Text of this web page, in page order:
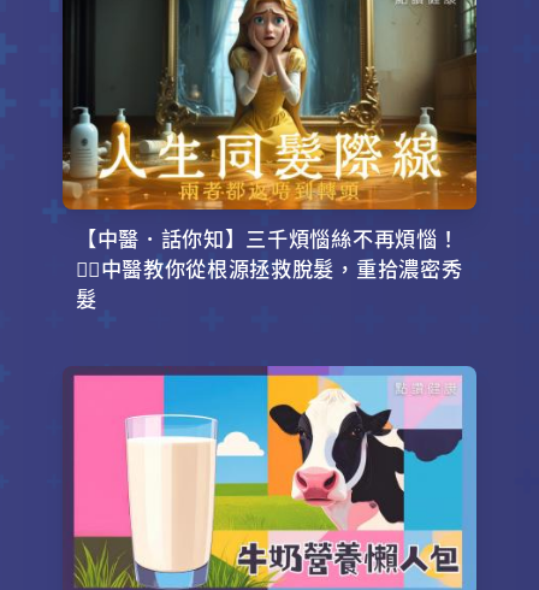
【中醫．話你知】三千煩惱絲不再煩惱！
💇‍♂️中醫教你從根源拯救脫髮，重拾濃密秀
髮